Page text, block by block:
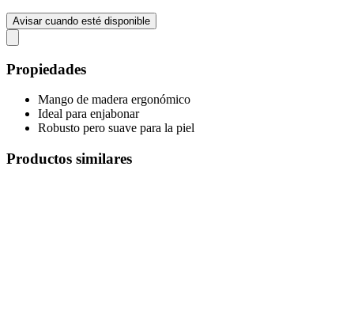
Avisar cuando esté disponible
Propiedades
Mango de madera ergonómico
Ideal para enjabonar
Robusto pero suave para la piel
Productos similares